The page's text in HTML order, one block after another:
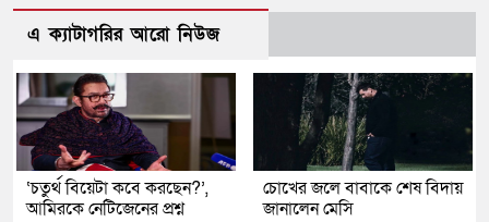
এ ক্যাটাগরির আরো নিউজ
‘চতুর্থ বিয়েটা কবে করছেন?’,
আমিরকে নেটিজেনের প্রশ্ন
চোখের জলে বাবাকে শেষ বিদায়
জানালেন মেসি